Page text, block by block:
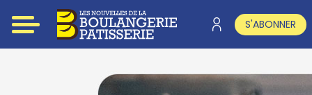
S'ABONNER